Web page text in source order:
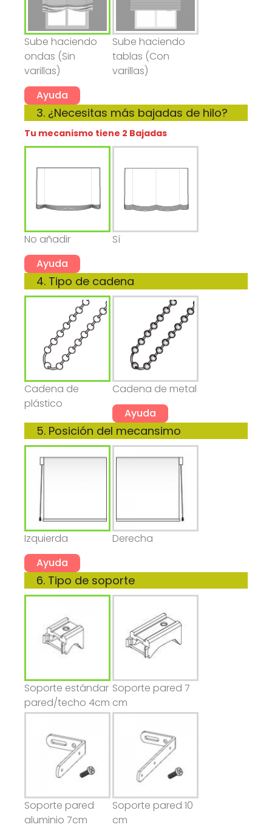
Sube haciendo
ondas (Sin
varillas)
Sube haciendo
tablas (Con
varillas)
Ayuda
Tu mecanismo tiene 2 Bajadas
No añadir
Sí
Ayuda
4. Tipo de cadena
Cadena de
plástico
Cadena de metal
Ayuda
Izquierda
Derecha
Ayuda
Soporte estándar
pared/techo 4cm
Soporte pared 7
cm
Soporte pared
aluminio 7cm
Soporte pared 10
cm